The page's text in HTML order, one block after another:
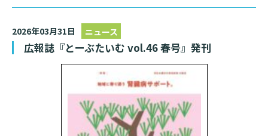
2026年03月31日 ニュース
広報誌『とーぶたいむ vol.46 春号』発刊